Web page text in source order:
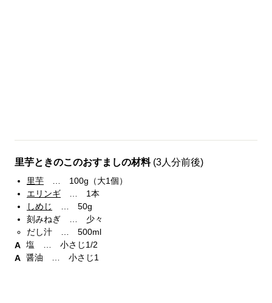
里芋ときのこのおすましの材料 (3人分前後)
里芋 … 100g（大1個）
エリンギ … 1本
しめじ
… 50g
刻みねぎ … 少々
だし汁 … 500ml
塩 … 小さじ1/2
醤油 … 小さじ1